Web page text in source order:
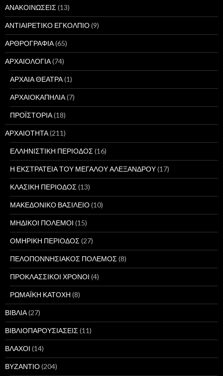
ΑΝΑΚΟΙΝΩΣΕΙΣ (13)
ΑΝΤΙΑΙΡΕΤΙΚΟ ΕΓΚΟΛΠΙΟ(9)
ΑΡΘΡΟΓΡΑΦΙΑ(65)
ΑΡΧΑΙΟΛΟΓΙΑ(74)
ΑΡΧΑΙΑ ΘΕΑΤΡΑ(1)
ΑΡΧΑΙΟΚΑΠΗΛΙΑ(7)
ΠΡΟΪΣΤΟΡΙΑ(18)
ΑΡΧΑΙΟΤΗΤΑ(211)
ΕΛΛΗΝΙΣΤΙΚΗ ΠΕΡΙΟΔΟΣ (16)
Η ΕΚΣΤΡΑΤΕΙΑ ΤΟΥ ΜΕΓΑΛΟΥ ΑΛΕΞΑΝΔΡΟΥ(17)
ΚΛΑΣΙΚΗ ΠΕΡΙΟΔΟΣ (13)
ΜΑΚΕΔΟΝΙΚΟ ΒΑΣΙΛΕΙΟ(10)
ΜΗΔΙΚΟΙ ΠΟΛΕΜΟΙ (15)
ΟΜΗΡΙΚΗ ΠΕΡΙΟΔΟΣ (27)
ΠΕΛΟΠΟΝΝΗΣΙΑΚΟΣ ΠΟΛΕΜΟΣ (8)
ΠΡΟΚΛΑΣΣΙΚΟΙ ΧΡΟΝΟΙ (4)
ΡΩΜΑΪΚΗ ΚΑΤΟΧΗ (8)
ΒΙΒΛΙΑ(27)
ΒΙΒΛΙΟΠΑΡΟΥΣΙΑΣΕΙΣ (11)
ΒΛΑΧΟΙ (14)
ΒΥΖΑΝΤΙΟ(204)